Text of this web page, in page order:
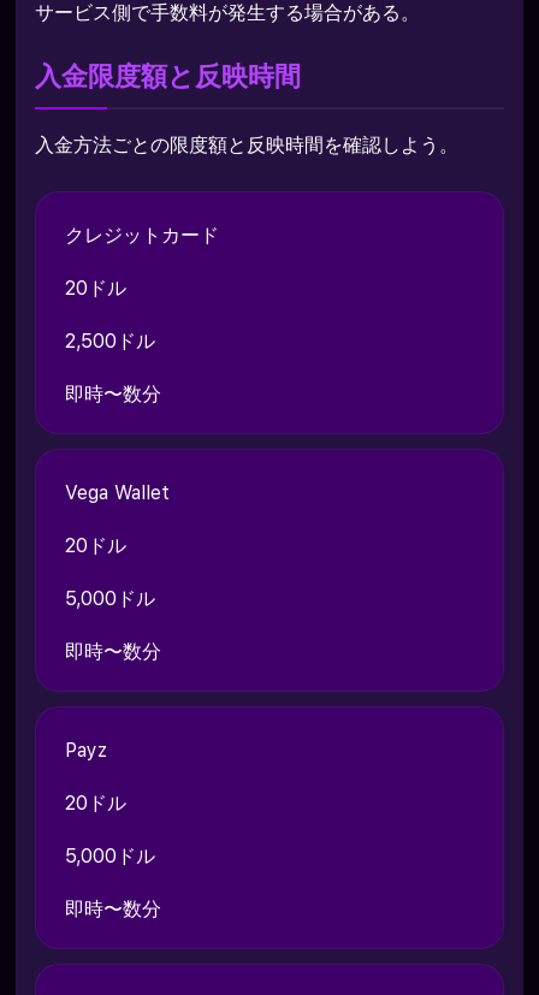
サービス側で手数料が発生する場合がある。
入金限度額と反映時間
入金方法ごとの限度額と反映時間を確認しよう。
クレジットカード
20ドル
2,500ドル
即時〜数分
Vega Wallet
20ドル
5,000ドル
即時〜数分
Payz
20ドル
5,000ドル
即時〜数分